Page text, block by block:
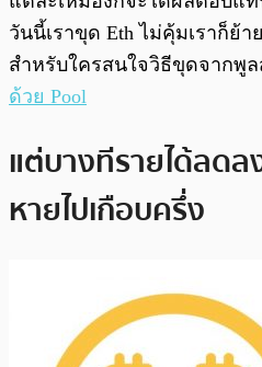
วันนี้เราขุด Eth ไม่คุ้มเราก็ย้า
สำหรับใครสนใจวิธีขุดจากพู
ด้วย Pool
แต่บางทีรายได้ลดล
หายไปเกือบครึ่ง